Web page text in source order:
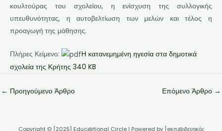
κουλτούρας του σχολείου, η ενίσχυση της συλλογικής
υπευθυνότητας, η αυτοβελτίωση των μελών και τέλος η
προαγωγή της μάθησης.
Πλήρες Κείμενο:
Η κατανεμημένη ηγεσία στα δημοτικά
σχολεία της Κρήτης 340 KB
← Προηγούμενο Άρθρο Επόμενο Άρθρο →
Copyright © [2025] Educ@tional Circle | Powered by [eκπ@ιδευτικός